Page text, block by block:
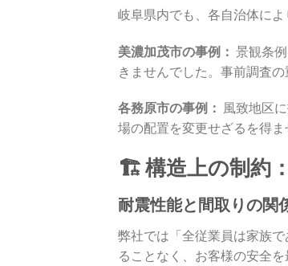
岐阜県内でも、各自治体によ
美濃加茂市の事例： 景観条
きませんでした。事前調査
各務原市の事例： 風致地区
場の配置を変更せざるを得ま
🏗️ 構造上の制約
耐震性能と間取りの
弊社では「全従業員は家族
ることなく、お客様の安全を